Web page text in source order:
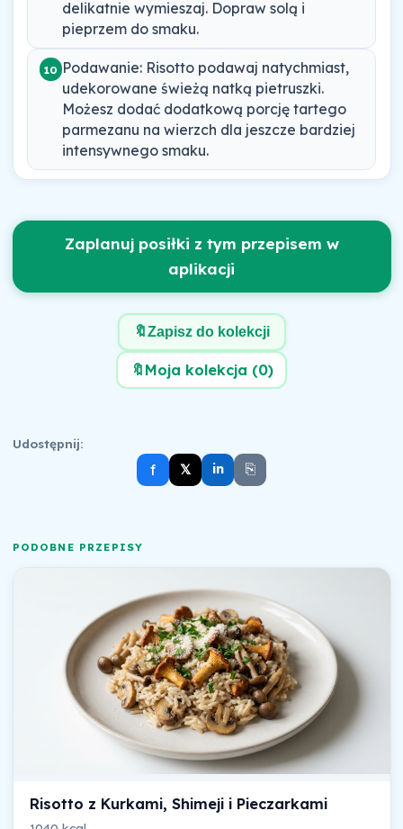
delikatnie wymieszaj. Dopraw solą i
pieprzem do smaku.
10 Podawanie: Risotto podawaj natychmiast,
udekorowane świeżą natką pietruszki.
Możesz dodać dodatkową porcję tartego
parmezanu na wierzch dla jeszcze bardziej
intensywnego smaku.
Zaplanuj posiłki z tym przepisem w
aplikacji
🔖Zapisz do kolekcji
🔖 Moja kolekcja (0)
Udostępnij:
f 𝕏 in ⎘
PODOBNE PRZEPISY
Risotto z Kurkami, Shimeji i Pieczarkami